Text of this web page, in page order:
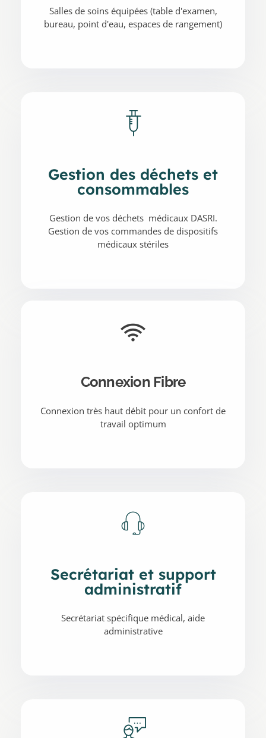
Salles de soins équipées (table d'examen,
bureau, point d'eau, espaces de rangement)
Gestion des déchets et
consommables
Gestion de vos déchets médicaux DASRI.
Gestion de vos commandes de dispositifs
médicaux stériles
Connexion Fibre
Connexion très haut débit pour un confort de
travail optimum
Secrétariat et support
administratif
Secrétariat spécifique médical, aide
administrative